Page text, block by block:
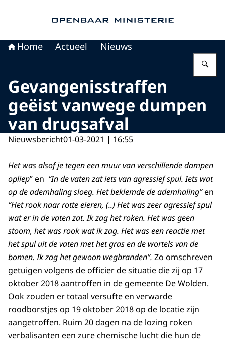
Home Actueel Nieuws
Gevangenisstraffen
geëist vanwege dumpen
van drugsafval
Nieuwsbericht01-03-2021 | 16:55
Het was alsof je tegen een muur van verschillende dampen
opliep” en “In de vaten zat iets van agressief spul. Iets wat
op de ademhaling sloeg. Het beklemde de ademhaling”en
“Het rook naar rotte eieren, (..) Het was zeer agressief spul
wat er in de vaten zat. Ik zag het roken. Het was geen
stoom, het was rook wat ik zag. Het was een reactie met
het spul uit de vaten met het gras en de wortels van de
bomen. Ik zag het gewoon wegbranden”. Zo omschreven
getuigen volgens de officier de situatie die zij op 17
oktober 2018 aantroffen in de gemeente De Wolden.
Ook zouden er totaal versufte en verwarde
roodborstjes op 19 oktober 2018 op de locatie zijn
aangetroffen. Ruim 20 dagen na de lozing roken
verbalisanten een zure chemische lucht die hun de